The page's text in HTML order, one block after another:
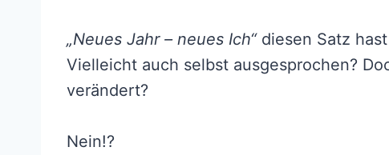
„Neues Jahr – neues Ich“diesen Satz
Vielleicht auch selbst ausgesprochen?
verändert?
Nein!?